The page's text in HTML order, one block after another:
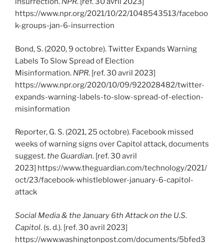
https://www.npr.org/2021/10/22/1048543513/faceboo
k-groups-jan-6-insurrection
Bond, S. (2020, 9 octobre). Twitter Expands Warning
Labels To Slow Spread of Election
Misinformation. NPR. [ref. 30 avril 2023]
https://www.npr.org/2020/10/09/922028482/twitter-
expands-warning-labels-to-slow-spread-of-election-
misinformation
Reporter, G. S. (2021, 25 octobre). Facebook missed
weeks of warning signs over Capitol attack, documents
suggest.the Guardian. [ref. 30 avril
2023] https://www.theguardian.com/technology/2021/
oct/23/facebook-whistleblower-january-6-capitol-
attack
Social Media & the January 6th Attack on the U.S.
Capitol. (s. d.). [ref. 30 avril 2023]
https://www.washingtonpost.com/documents/5bfed3